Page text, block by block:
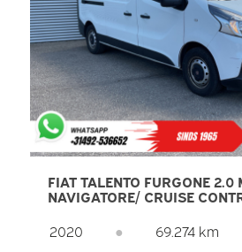
FIAT TALENTO FURGONE 2.0
NAVIGATORE/ CRUISE
GANCIO DI TRAINO
2020 ● 69.274 km